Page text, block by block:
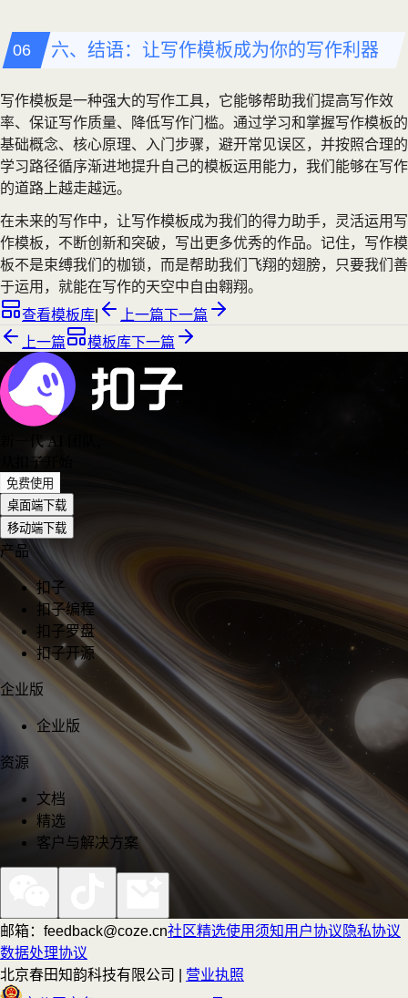
六、结语：让写作模板成为你的写作利器
写作模板是一种强大的写作工具，它能够帮助我们提高写作效
率、保证写作质量、降低写作门槛。通过学习和掌握写作模板的
基础概念、核心原理、入门步骤，避开常见误区，并按照合理的
学习路径循序渐进地提升自己的模板运用能力，我们能够在写作
的道路上越走越远。
在未来的写作中，让写作模板成为我们的得力助手，灵活运用写
作模板，不断创新和突破，写出更多优秀的作品。记住，写作模
板不是束缚我们的枷锁，而是帮助我们飞翔的翅膀，只要我们善
于运用，就能在写作的天空中自由翱翔。
查看模板库
上一篇下一篇
上一篇
模板库下一篇
新一代 AI 团队
从扣子开始
免费使用
桌面端下载
移动端下载
产品
扣子
扣子编程
扣子罗盘
扣子开源
企业版
企业版
资源
文档
精选
客户与解决方案
邮箱：feedback@coze.cn社区精选使用须知用户协议 隐私协议
数据处理协议
北京春田知韵科技有限公司 |
营业执照